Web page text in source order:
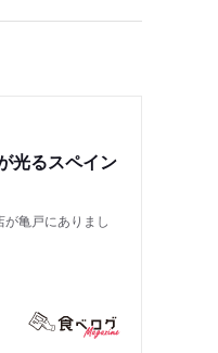
光るスペイン
亀戸にありまし